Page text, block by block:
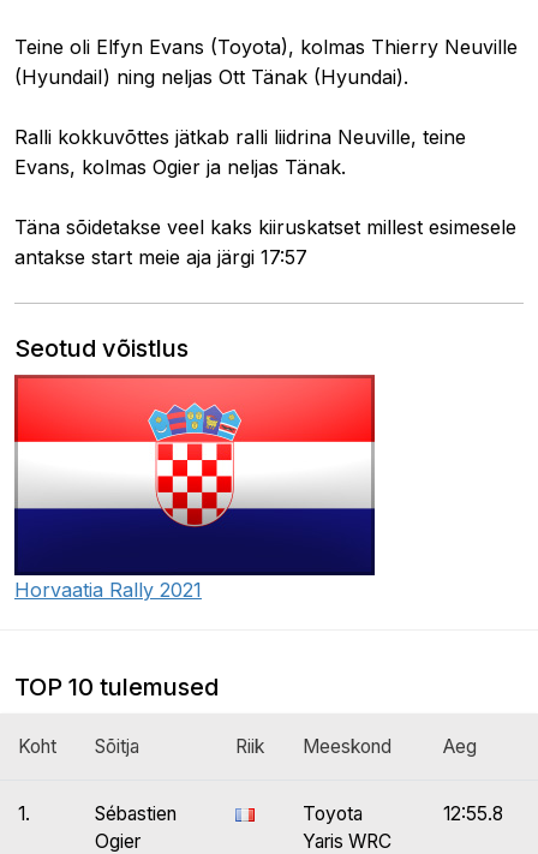
Teine oli Elfyn Evans (Toyota), kolmas Thierry Neuville
(HyundaiI) ning neljas Ott Tänak (Hyundai).
Ralli kokkuvõttes jätkab ralli liidrina Neuville, teine
Evans, kolmas Ogier ja neljas Tänak.
Täna sõidetakse veel kaks kiiruskatset millest esimesele
antakse start meie aja järgi 17:57
Seotud võistlus
Horvaatia Rally 2021
TOP 10 tulemused
Koht Sõitja Riik Meeskond Aeg
1.
Sébastien
Ogier
Toyota
Yaris WRC
12:55.8